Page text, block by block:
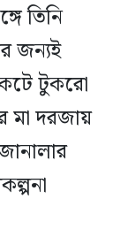
তিনি
জন্যই
টুকরো
মা দরজায়